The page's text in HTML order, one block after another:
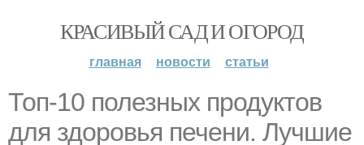
КРАСИВЫЙ САД И ОГОРОД
главная новости статьи
Топ-10 полезных продуктов
для здоровья печени. Лучшие